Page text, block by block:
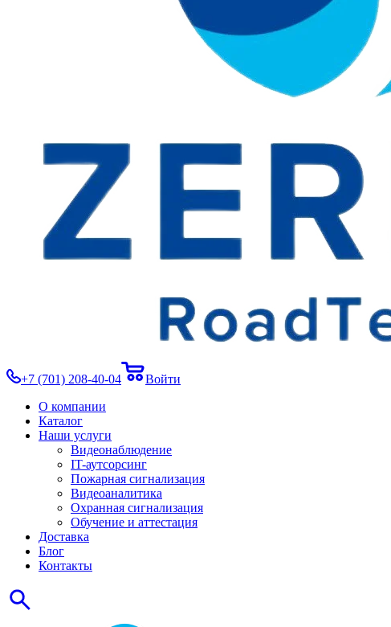
+7 (701) 208-40-04
Войти
О компании
Каталог
Наши услуги
Видеонаблюдение
IT-аутсорсинг
Пожарная сигнализация
Видеоаналитика
Охранная сигнализация
Обучение и аттестация
Доставка
Блог
Контакты